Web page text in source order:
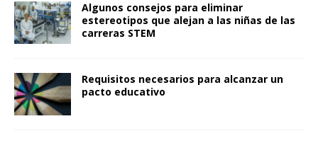
Algunos consejos para eliminar
estereotipos que alejan a las niñas de las
carreras STEM
Requisitos necesarios para alcanzar un
pacto educativo